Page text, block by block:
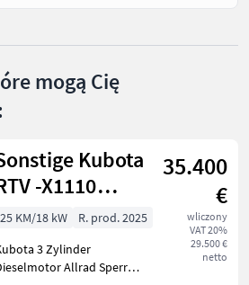
mogą Cię
Kubota
-X1110
Realtree
35.400
€
wliczony
VAT 20%
29.500 €
netto
25 KM/18 kW
R. prod. 2025
3 Zylinder
Allrad Sperre